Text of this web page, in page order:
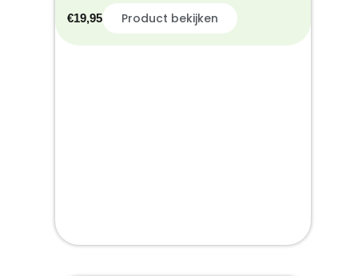
€19,95 Product bekijken